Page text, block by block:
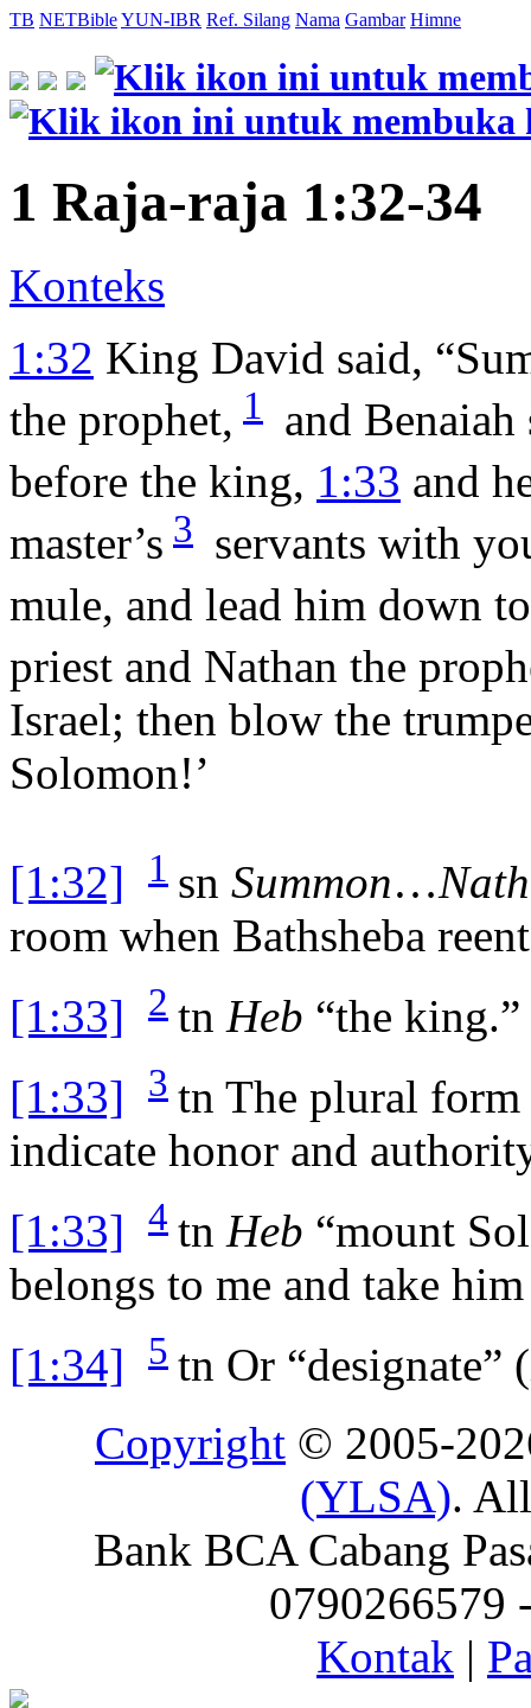
TB NETBibleYUN-IBR Ref. Silang Nama Gambar Himne
1 Raja-raja 1:32-34
Konteks
1:32 King David said,
the prophet, 1 and Benaiah
before the king, 1:33 and
master’s 3 servants with
mule, and lead him down
priest and Nathan the
Israel; then blow the
Solomon!’
[1:32] 1 sn Summon…
room when Bathsheba
[1:33]
2 tn Heb “the king.”
[1:33]
3 tn The plural form
indicate honor and
[1:33]
4 tn Heb “mount
belongs to me and take
[1:34]
5 tn Or
Copyright © 2005-
(YLSA).
Bank BCA Cabang
0790266579
Kontak |